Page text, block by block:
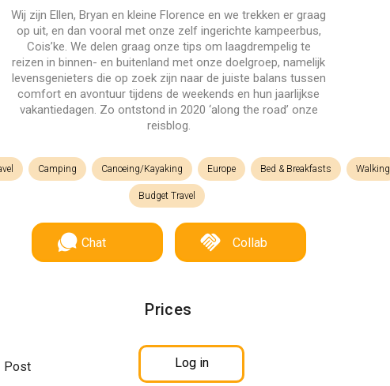
Wij zijn Ellen, Bryan en kleine Florence en we trekken er graag
op uit, en dan vooral met onze zelf ingerichte kampeerbus,
Cois’ke. We delen graag onze tips om laagdrempelig te
reizen in binnen- en buitenland met onze doelgroep, namelijk
levensgenieters die op zoek zijn naar de juiste balans tussen
comfort en avontuur tijdens de weekends en hun jaarlijkse
vakantiedagen. Zo ontstond in 2020 ‘along the road’ onze
reisblog.
Camping Canoeing/Kayaking Europe Bed & Breakfasts Walking
Budget Travel
Chat Collab
Prices
Post Log in